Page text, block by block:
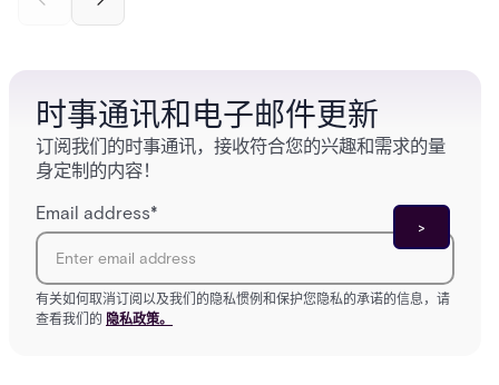
and software components, and the access control
时事通讯和电子邮件更新
订阅我们的时事通讯，接收符合您的兴趣和需求的量
身定制的内容！
Email address*
有关如何取消订阅以及我们的隐私惯例和保护您隐私的承诺的信息，请
查看我们的 隐私政策。